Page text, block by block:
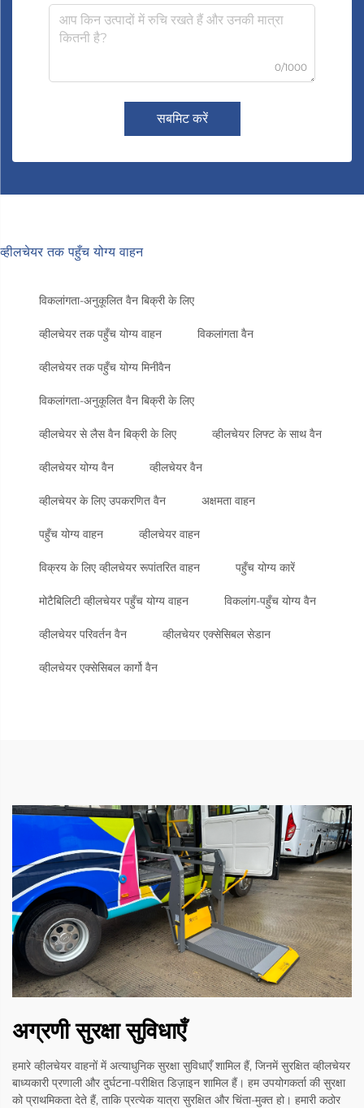
0/1000
सबमिट करें
व्हीलचेयर तक पहुँच योग्य वाहन
विकलांगता-अनुकूलित वैन बिक्री के लिए
व्हीलचेयर तक पहुँच योग्य वाहन विकलांगता वैन
व्हीलचेयर तक पहुँच योग्य मिनीवैन
विकलांगता-अनुकूलित वैन बिक्री के लिए
व्हीलचेयर से लैस वैन बिक्री के लिए व्हीलचेयर लिफ्ट के साथ वैन
व्हीलचेयर योग्य वैन व्हीलचेयर वैन
व्हीलचेयर के लिए उपकरणित वैन अक्षमता वाहन
पहुँच योग्य वाहन व्हीलचेयर वाहन
विक्रय के लिए व्हीलचेयर रूपांतरित वाहन पहुँच योग्य कारें
मोटैबिलिटी व्हीलचेयर पहुँच योग्य वाहन विकलांग-पहुँच योग्य वैन
व्हीलचेयर परिवर्तन वैन व्हीलचेयर एक्सेसिबल सेडान
व्हीलचेयर एक्सेसिबल कार्गो वैन
अग्रणी सुरक्षा सुविधाएँ
हमारे व्हीलचेयर वाहनों में अत्याधुनिक सुरक्षा सुविधाएँ शामिल हैं, जिनमें सुरक्षित व्हीलचेयर
बाध्यकारी प्रणाली और दुर्घटना-परीक्षित डिज़ाइन शामिल हैं। हम उपयोगकर्ता की सुरक्षा
को प्राथमिकता देते हैं, ताकि प्रत्येक यात्रा सुरक्षित और चिंता-मुक्त हो। हमारी कठोर